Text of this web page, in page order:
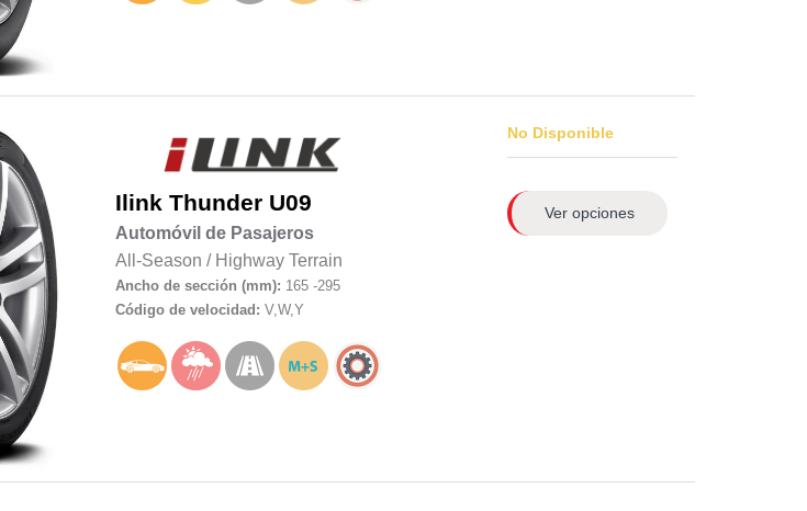
Ilink Thunder U09
Automóvil de Pasajeros
All-Season / Highway Terrain
Ancho de sección (mm): 165 -295
Código de velocidad: V,W,Y
No Disponible
Ver opciones